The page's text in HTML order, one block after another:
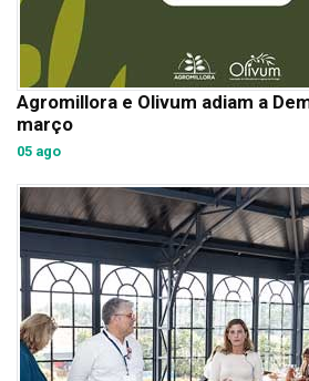
Agromillora e Olivum adiam a
março
05 ago